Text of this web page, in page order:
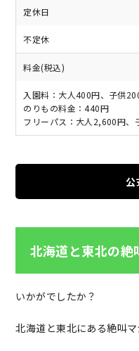
定休日
不定休
料金(税込)
入園料：大人400円、子供
のりもの料金：440円
フリーパス：大人2,600円、
公
北海道と東北の絶
いかがでしたか？
北海道と東北にある絶叫マ